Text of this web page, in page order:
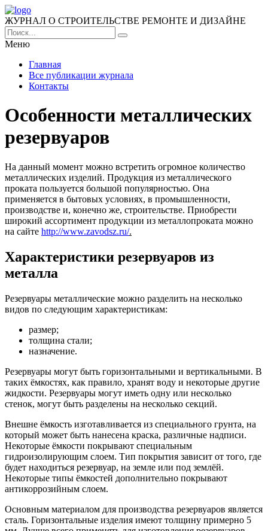
ЖУРНАЛ О СТРОИТЕЛЬСТВЕ РЕМОНТЕ И ДИЗАЙНЕ
Меню
Главная
Все публикации журнала
Контакты
Особенности металлических
резервуаров
На данный момент можно встретить огромное количество
металлических изделий. Продукция из металлического
проката пользуется большой популярностью. Она
применяется в бытовых условиях, в промышленности,
производстве и, конечно же, строительстве. Приобрести
широкий ассортимент продукции из металлопроката можно
на сайте http://www.zavodsz.ru/.
Характеристики резервуаров из
металла
Резервуары металлические можно разделить на несколько
видов по следующим характеристикам:
размер;
толщина стали;
назначение.
Резервуары могут быть горизонтальными и вертикальными. В
таких ёмкостях, как правило, хранят воду и некоторые другие
жидкости. Резервуары могут иметь одну или несколько
стенок, могут быть разделены на несколько секций.
Внешне ёмкость изготавливается из специального грунта, на
который может быть нанесена краска, различные надписи.
Некоторые ёмкости покрывают специальным
гидроизолирующим слоем. Тип покрытия зависит от того, где
будет находиться резервуар, на земле или под землёй.
Некоторые типы ёмкостей дополнительно покрывают
антикоррозийным слоем.
Основным материалом для производства резервуаров является
сталь. Горизонтальные изделия имеют толщину примерно 5